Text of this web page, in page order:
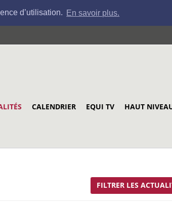
d’utilisation. En savoir plus.
CALENDRIER EQUI TV HAUT
FILTRER LES